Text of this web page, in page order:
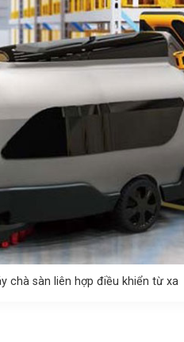
chà sàn liên hợp điều khiển từ xa